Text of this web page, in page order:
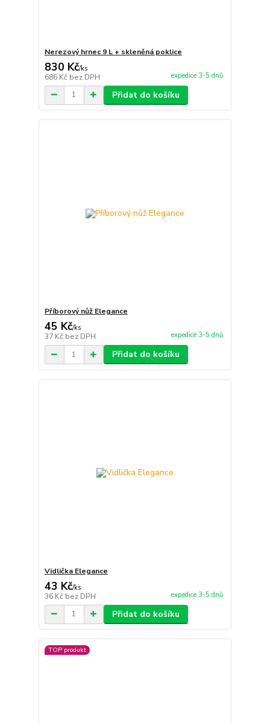
Nerezový hrnec 9 L + skleněná poklice
830 Kč/ks
686 Kč bez DPH expedice 3-5 dnů
Přidat do košíku
Příborový nůž Elegance
45 Kč/ks
37 Kč bez DPH expedice 3-5 dnů
Přidat do košíku
Vidlička Elegance
43 Kč/ks
36 Kč bez DPH expedice 3-5 dnů
Přidat do košíku
TOP produkt